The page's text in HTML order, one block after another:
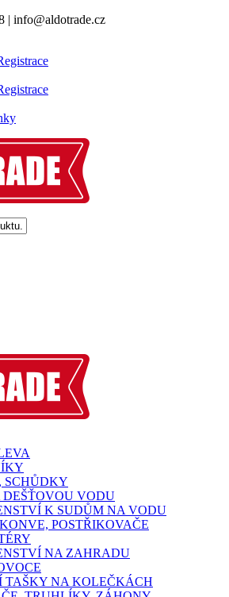
| info@aldotrade.cz
SCHŮDKY
DEŠŤOVOU VODU
K SUDŮM NA VODU
POSTŘIKOVAČE
NA ZAHRADU
TAŠKY NA KOLEČKÁCH